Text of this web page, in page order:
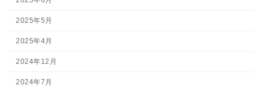
2025年5月
2025年4月
2024年12月
2024年7月